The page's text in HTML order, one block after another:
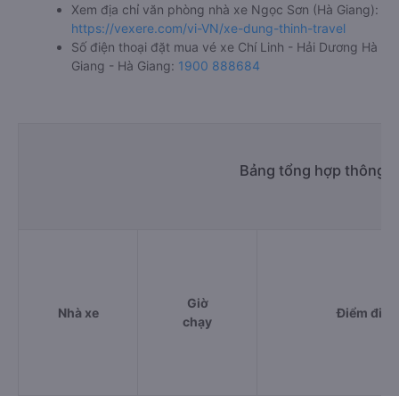
Xem địa chỉ văn phòng nhà xe Ngọc Sơn (Hà Giang):
https://vexere.com/vi-VN/xe-dung-thinh-travel
Số điện thoại đặt mua vé xe Chí Linh - Hải Dương Hà
Giang - Hà Giang: 1900 888684
Bảng tổng hợp thông
Nhà xe
Giờ
chạy
Điểm đi